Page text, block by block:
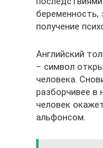
получение
Английский
− символ
человека.
разборчивее в
человек
альфонсом.